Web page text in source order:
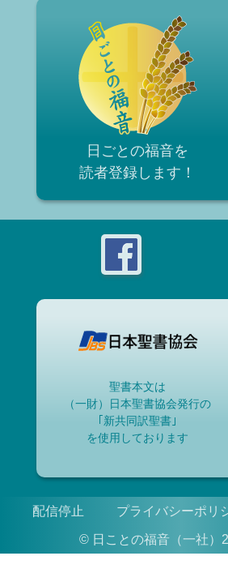
日ごとの福音を
読者登録 します！
聖書本文は
（一財）日本聖書協会発行の
｢新共同訳聖書｣
を使用しております
配信停止 プライバシーポリ
© 日ことの福音（一社）